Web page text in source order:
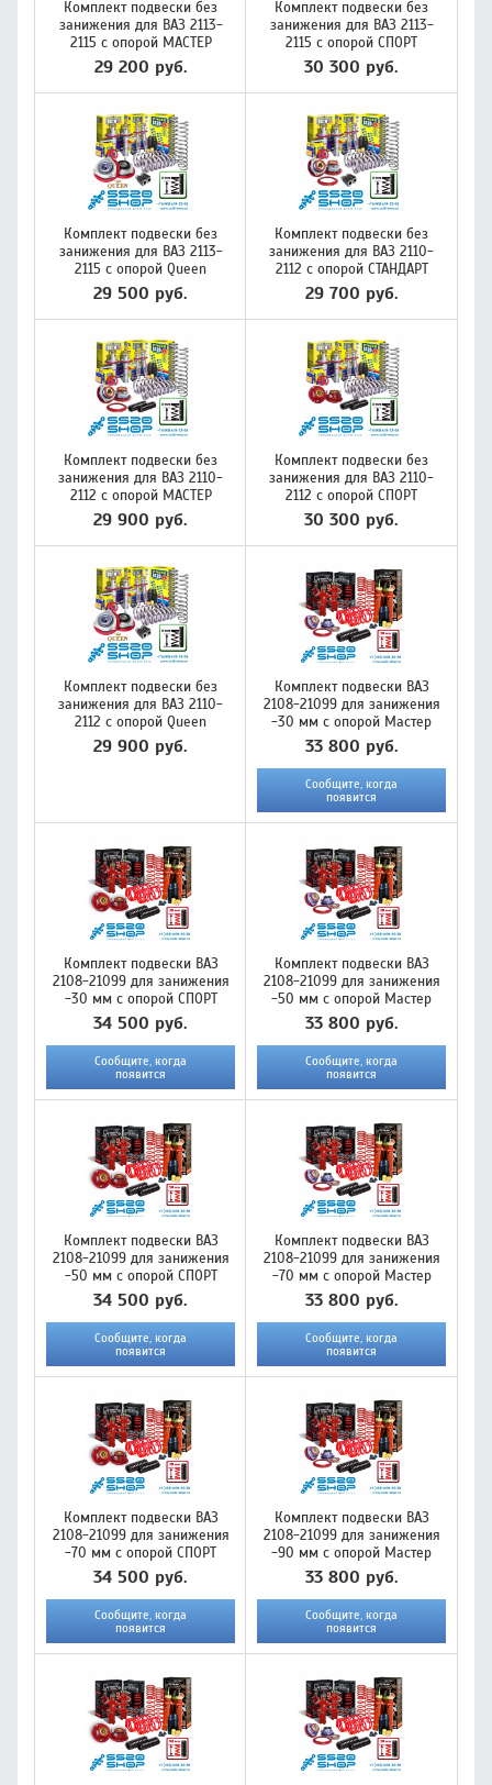
Комплект подвески без
занижения для ВАЗ 2113-
2115 с опорой МАСТЕР
29 200 руб.
Комплект подвески без
занижения для ВАЗ 2113-
2115 с опорой СПОРТ
30 300 руб.
Комплект подвески без
занижения для ВАЗ 2113-
2115 с опорой Queen
29 500 руб.
Комплект подвески без
занижения для ВАЗ 2110-
2112 с опорой СТАНДАРТ
29 700 руб.
Комплект подвески без
занижения для ВАЗ 2110-
2112 с опорой МАСТЕР
29 900 руб.
Комплект подвески без
занижения для ВАЗ 2110-
2112 с опорой СПОРТ
30 300 руб.
Комплект подвески без
занижения для ВАЗ 2110-
2112 с опорой Queen
29 900 руб.
Комплект подвески ВАЗ
2108-21099 для занижения
-30 мм с опорой Мастер
33 800 руб.
Сообщите, когда
появится
Комплект подвески ВАЗ
2108-21099 для занижения
-30 мм с опорой СПОРТ
34 500 руб.
Сообщите, когда
появится
Комплект подвески ВАЗ
2108-21099 для занижения
-50 мм с опорой Мастер
33 800 руб.
Сообщите, когда
появится
Комплект подвески ВАЗ
2108-21099 для занижения
-50 мм с опорой СПОРТ
34 500 руб.
Сообщите, когда
появится
Комплект подвески ВАЗ
2108-21099 для занижения
-70 мм с опорой Мастер
33 800 руб.
Сообщите, когда
появится
Комплект подвески ВАЗ
2108-21099 для занижения
-70 мм с опорой СПОРТ
34 500 руб.
Сообщите, когда
появится
Комплект подвески ВАЗ
2108-21099 для занижения
-90 мм с опорой Мастер
33 800 руб.
Сообщите, когда
появится